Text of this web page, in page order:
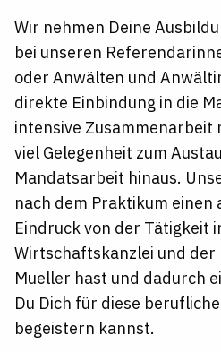
Wir nehmen Deine
bei unseren
oder Anwälten und
direkte Einbindung in die
intensive Zusammenarbeit
viel Gelegenheit zum
Mandatsarbeit hinaus.
nach dem Praktikum einen
Eindruck von der Tätigkeit
Wirtschaftskanzlei und der
Mueller hast und dadurch
Du Dich für diese
begeistern kannst.